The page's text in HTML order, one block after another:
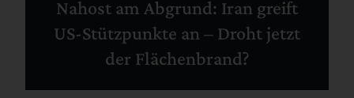
Nahost am Abgrund: Iran greift
US-Stützpunkte an – Droht jetzt
der Flächenbrand?